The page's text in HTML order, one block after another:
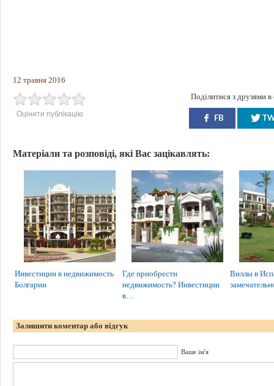
12 травня 2016
Оцінити публікацію
Поділитися з друзями
FB
Матеріали та розповіді, які Вас зацікавлять:
Инвестиции в недвижимость
Болгарии
Где приобрести
недвижимость? Инвестиции
в…
Виллы в
Залишити коментар або відгук
Ваше ім'я